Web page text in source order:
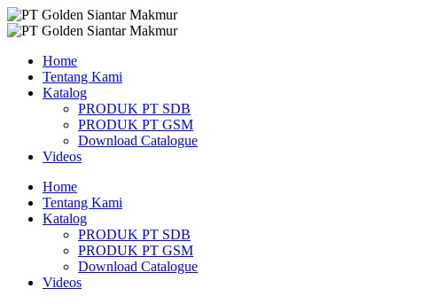
Skip
to
Home
Tentang Kami
Katalog
PRODUK PT SDB
PRODUK PT GSM
Download Catalogue
Videos
Home
Tentang Kami
Katalog
PRODUK PT SDB
PRODUK PT GSM
Download Catalogue
Videos